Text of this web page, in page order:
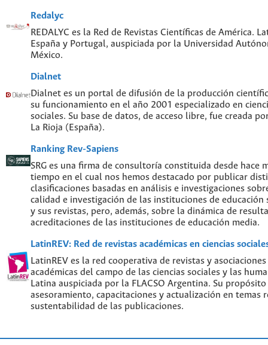
Redalyc
REDALYC es la Red de Revistas Científicas de América.
España y Portugal, auspiciada por la Universidad
México.
Dialnet
Dialnet es un portal de difusión de la producción
su funcionamiento en el año 2001 especializado en
sociales. Su base de datos, de acceso libre, fue creada
La Rioja (España).
Ranking Rev-Sapiens
SRG es una firma de consultoría constituida desde hace
tiempo en el cual nos hemos destacado por publicar
clasificaciones basadas en análisis e investigaciones
calidad e investigación de las instituciones de educación
y sus revistas, pero, además, sobre la dinámica de
acreditaciones de las instituciones de educación media.
LatinREV: Red de revistas académicas en ciencias
LatinREV es la red cooperativa de revistas y
académicas del campo de las ciencias sociales y las
Latina auspiciada por la FLACSO Argentina. Su
asesoramiento, capacitaciones y actualización en temas
sustentabilidad de las publicaciones.